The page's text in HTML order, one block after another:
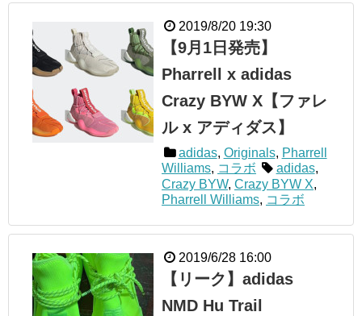
2019/8/20 19:30
【9月1日発売】
Pharrell x adidas
Crazy BYW X【ファレ
ル x アディダス】
adidas, Originals, Pharrell
Williams, コラボ adidas,
Crazy BYW, Crazy BYW X,
Pharrell Williams, コラボ
2019/6/28 16:00
【リーク】adidas
NMD Hu Trail